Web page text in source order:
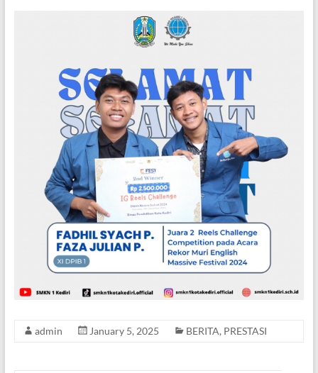
admin January 5, 2025 BERITA, PRESTASI